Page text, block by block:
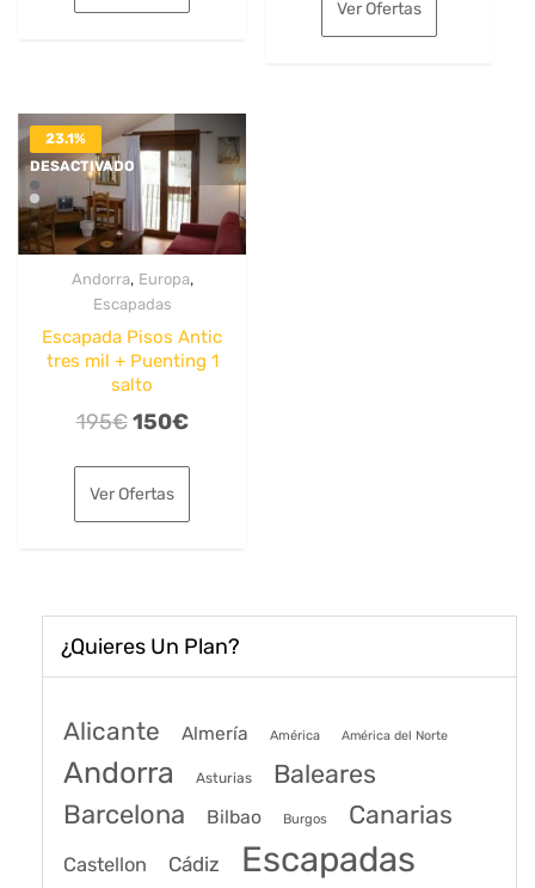
era: es:
era:
es:
Ver Ofertas
23.1%
DESACTIVADO
Andorra, Europa,
Escapadas
Escapada Pisos Antic
tres mil + Puenting 1
salto
195€ El
original
era:
150€El
es:
Ver Ofertas
¿Quieres Un Plan?
Alicante Almería América América del Norte
Andorra Asturias Baleares
Barcelona Bilbao Burgos Canarias
Castellon Cádiz Escapadas